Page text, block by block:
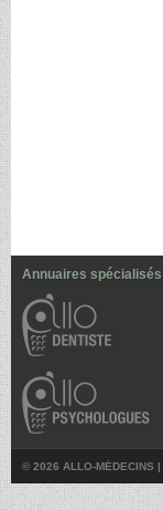
Annuaires spécialisés
© 2026 ALLO-MÉDECINS |